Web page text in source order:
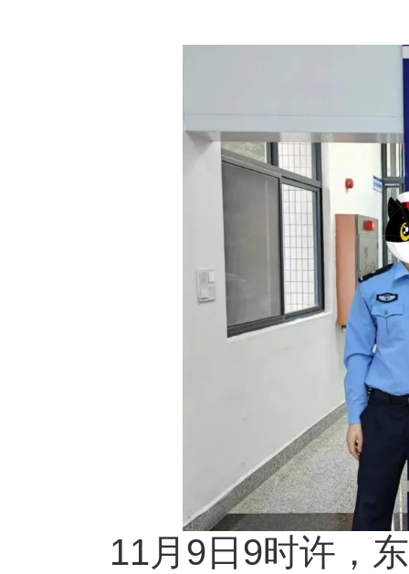
11月9日9时许，东